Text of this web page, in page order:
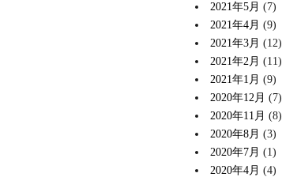
2021年5月 (7)
2021年4月 (9)
2021年3月 (12)
2021年2月 (11)
2021年1月 (9)
2020年12月 (7)
2020年11月 (8)
2020年8月 (3)
2020年7月 (1)
2020年4月 (4)